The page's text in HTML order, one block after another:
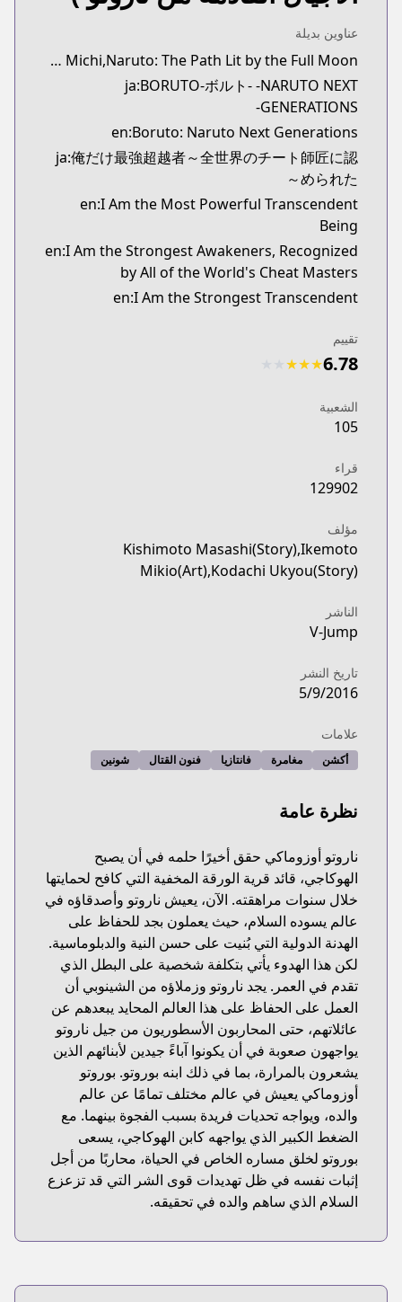
Viz
www.viz.com/shonenjump/chapters/boruto
Shonen Jump
Shonen Jump
www.shonenjump.com/j/rensai/boruto.html
MANGA Plus
https://mangaplus.shueisha.co.jp/titles/100006
عناوين بديلة
synonyms:Naruto Gaiden: Michita Tsuki ga Terasu Michi,Naruto: The Path Lit by the Full Moon
ja:BORUTO-ボルト- -NARUTO NEXT
GENERATIONS-
en:Boruto: Naruto Next Generations
ja:俺だけ最強超越者～全世界のチート師匠に認
められた～
en:I Am the Most Powerful Transcendent
Being
en:I Am the Strongest Awakeners, Recognized
by All of the World's Cheat Masters
en:I Am the Strongest Transcendent
تقييم
6.78
★
★
★
الشعبية
105
قراء
129902
مؤلف
Kishimoto Masashi(Story),Ikemoto
Mikio(Art),Kodachi Ukyou(Story)
الناشر
V-Jump
تاريخ النشر
5/9/2016
علامات
أكشن مغامرة فانتازيا فنون القتال شونين
نظرة عامة
ناروتو أوزوماكي حقق أخيرًا حلمه في أن يصبح
الهوكاجي، قائد قرية الورقة المخفية التي كافح لحمايتها
خلال سنوات مراهقته. الآن، يعيش ناروتو وأصدقاؤه في
عالم يسوده السلام، حيث يعملون بجد للحفاظ على
الهدنة الدولية التي بُنيت على حسن النية والدبلوماسية.
لكن هذا الهدوء يأتي بتكلفة شخصية على البطل الذي
تقدم في العمر. يجد ناروتو وزملاؤه من الشينوبي أن
العمل على الحفاظ على هذا العالم المحايد يبعدهم عن
عائلاتهم، حتى المحاربون الأسطوريون من جيل ناروتو
يواجهون صعوبة في أن يكونوا آباءً جيدين لأبنائهم الذين
يشعرون بالمرارة، بما في ذلك ابنه بوروتو. بوروتو
أوزوماكي يعيش في عالم مختلف تمامًا عن عالم
والده، ويواجه تحديات فريدة بسبب الفجوة بينهما. مع
الضغط الكبير الذي يواجهه كابن الهوكاجي، يسعى
بوروتو لخلق مساره الخاص في الحياة، محاربًا من أجل
إثبات نفسه في ظل تهديدات قوى الشر التي قد تزعزع
السلام الذي ساهم والده في تحقيقه.